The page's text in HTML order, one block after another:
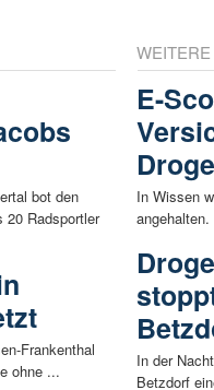
bot den
20 Radsportler
Frankenthal
ohne ...
E-
In Wissen
In der
Betzdorf